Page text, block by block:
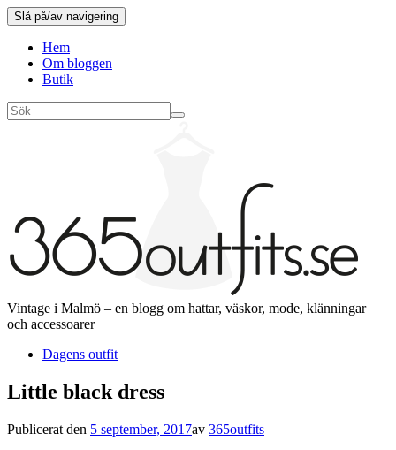
Slå på/av navigering
Hem
Om bloggen
Butik
Vintage i Malmö – en blogg om hattar, väskor, mode, klänningar
och accessoarer
Dagens outfit
Little black dress
Publicerat den 5 september, 2017av 365outfits